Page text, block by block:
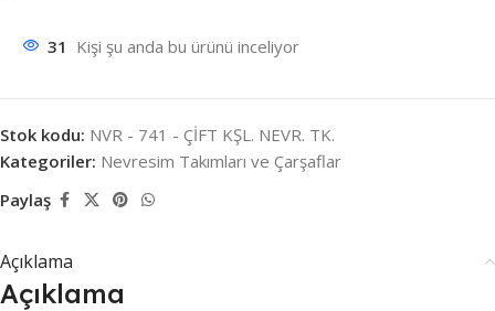
31 Kişi şu anda bu ürünü inceliyor
Stok kodu: NVR - 741 - ÇİFT KŞL. NEVR. TK.
Kategoriler: Nevresim Takımları ve Çarşaflar
Paylaş
Açıklama
Açıklama